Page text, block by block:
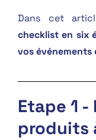
Dans cet
checklist en six
vos événements
Etape 1
produits